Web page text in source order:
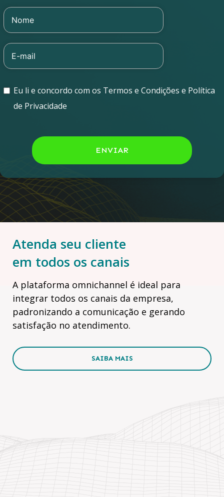
Eu li e concordo com os Termos e Condições e Política
de Privacidade
ENVIAR
Atenda seu cliente
em todos os canais
A plataforma omnichannel é ideal para
integrar todos os canais da empresa,
padronizando a comunicação e gerando
satisfação no atendimento.
SAIBA MAIS